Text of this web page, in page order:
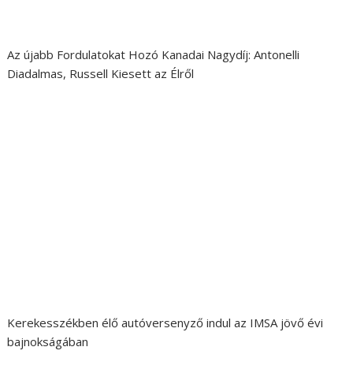
Az újabb Fordulatokat Hozó Kanadai Nagydíj: Antonelli
Diadalmas, Russell Kiesett az Élről
Kerekesszékben élő autóversenyző indul az IMSA jövő évi
bajnokságában